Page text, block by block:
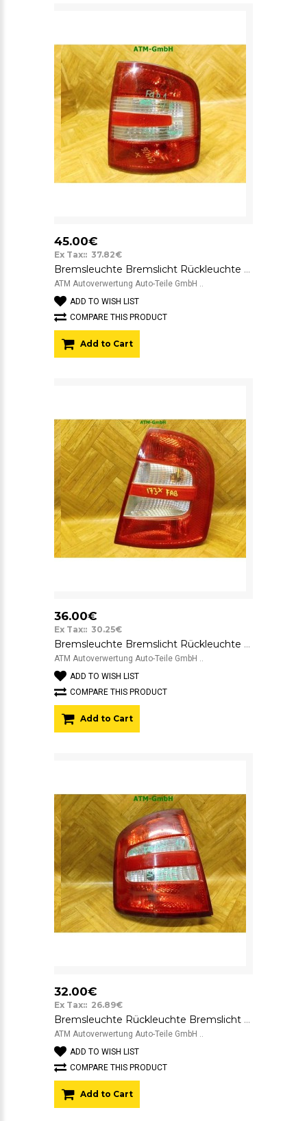
45.00€
Ex Tax:: 37.82€
Bremsleuchte Bremslicht Rückleuchte Rücklicht rechts Skoda Fabia 1 Heckleuchte
ATM Autoverwertung Auto-Teile GmbH ..
ADD TO WISH LIST
COMPARE THIS PRODUCT
Add to Cart
36.00€
Ex Tax:: 30.25€
Bremsleuchte Bremslicht Rückleuchte Rücklicht rechts Skoda Fabia Beifahrerseite
ATM Autoverwertung Auto-Teile GmbH ..
ADD TO WISH LIST
COMPARE THIS PRODUCT
Add to Cart
32.00€
Ex Tax:: 26.89€
Bremsleuchte Rückleuchte Bremslicht Rücklicht links Skoda Fabia I 6Y5 Combi
ATM Autoverwertung Auto-Teile GmbH ..
ADD TO WISH LIST
COMPARE THIS PRODUCT
Add to Cart